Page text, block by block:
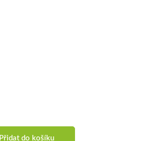
Přidat do košíku